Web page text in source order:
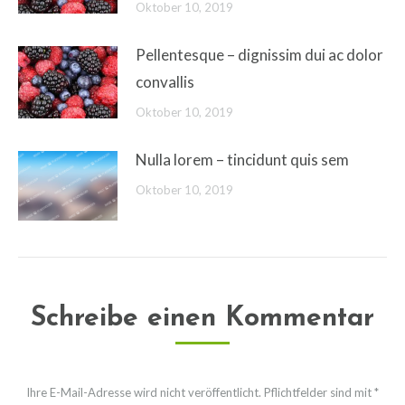
Oktober 10, 2019
Pellentesque – dignissim dui ac dolor
convallis
Oktober 10, 2019
Nulla lorem – tincidunt quis sem
Oktober 10, 2019
Schreibe einen Kommentar
Ihre E-Mail-Adresse wird nicht veröffentlicht. Pflichtfelder sind mit*